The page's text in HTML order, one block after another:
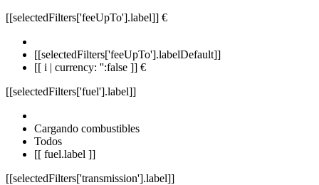
[[selectedFilters['feeUpTo'].label]] €
[[selectedFilters['feeUpTo'].labelDefault]]
[[ i | currency: '':false ]] €
[[selectedFilters['fuel'].label]]
Cargando combustibles
Todos
[[ fuel.label ]]
[[selectedFilters['transmission'].label]]